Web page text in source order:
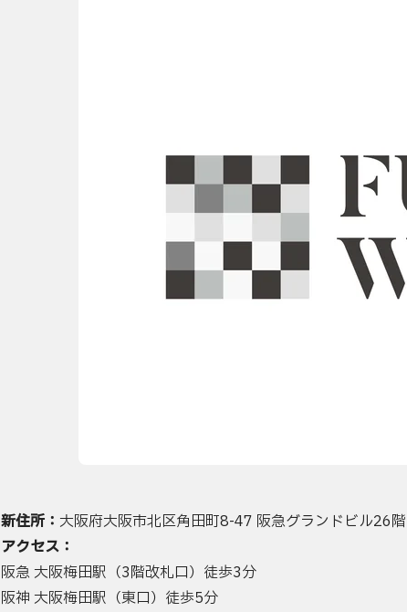
新住所： 大阪府大阪市北区角田町8-47 阪急グランドビル26
アクセス：
阪急 大阪梅田駅（3階改札口）徒歩3分
阪神 大阪梅田駅（東口）徒歩5分